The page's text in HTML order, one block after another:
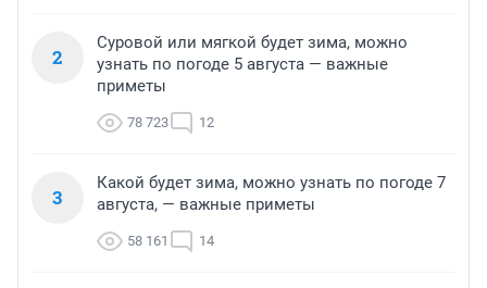
2
Суровой или мягкой будет зима, можно
узнать по погоде 5 августа — важные
приметы
78 723 12
3
Какой будет зима, можно узнать по погоде 7
августа, — важные приметы
58 161 14